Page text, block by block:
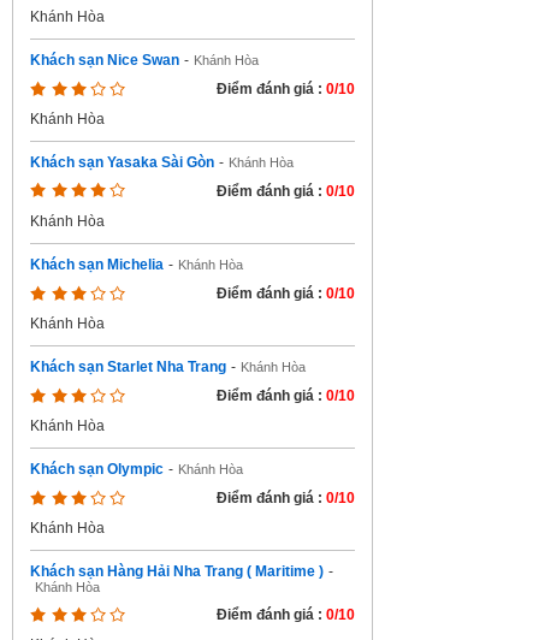
Khánh Hòa
Khách sạn Nice Swan - Khánh Hòa
Điểm đánh giá : 0/10
Khánh Hòa
Khách sạn Yasaka Sài Gòn - Khánh Hòa
Điểm đánh giá : 0/10
Khánh Hòa
Khách sạn Michelia - Khánh Hòa
Điểm đánh giá : 0/10
Khánh Hòa
Khách sạn Starlet Nha Trang - Khánh Hòa
Điểm đánh giá : 0/10
Khánh Hòa
Khách sạn Olympic - Khánh Hòa
Điểm đánh giá : 0/10
Khánh Hòa
Khách sạn Hàng Hải Nha Trang ( Maritime ) -
Khánh Hòa
Điểm đánh giá : 0/10